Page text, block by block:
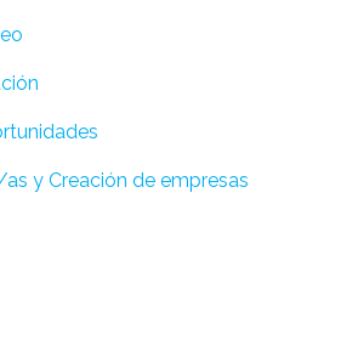
y Creación de empresas